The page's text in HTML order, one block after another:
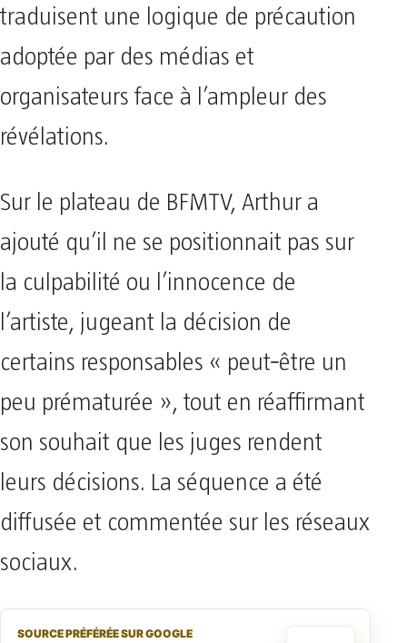
traduisent une logique de précaution
adoptée par des médias et
organisateurs face à l’ampleur des
révélations.
Sur le plateau de BFMTV, Arthur a
ajouté qu’il ne se positionnait pas sur
la culpabilité ou l’innocence de
l’artiste, jugeant la décision de
certains responsables « peut‑être un
peu prématurée », tout en réaffirmant
son souhait que les juges rendent
leurs décisions. La séquence a été
diffusée et commentée sur les réseaux
sociaux.
SOURCE PRÉFÉRÉE SUR GOOGLE